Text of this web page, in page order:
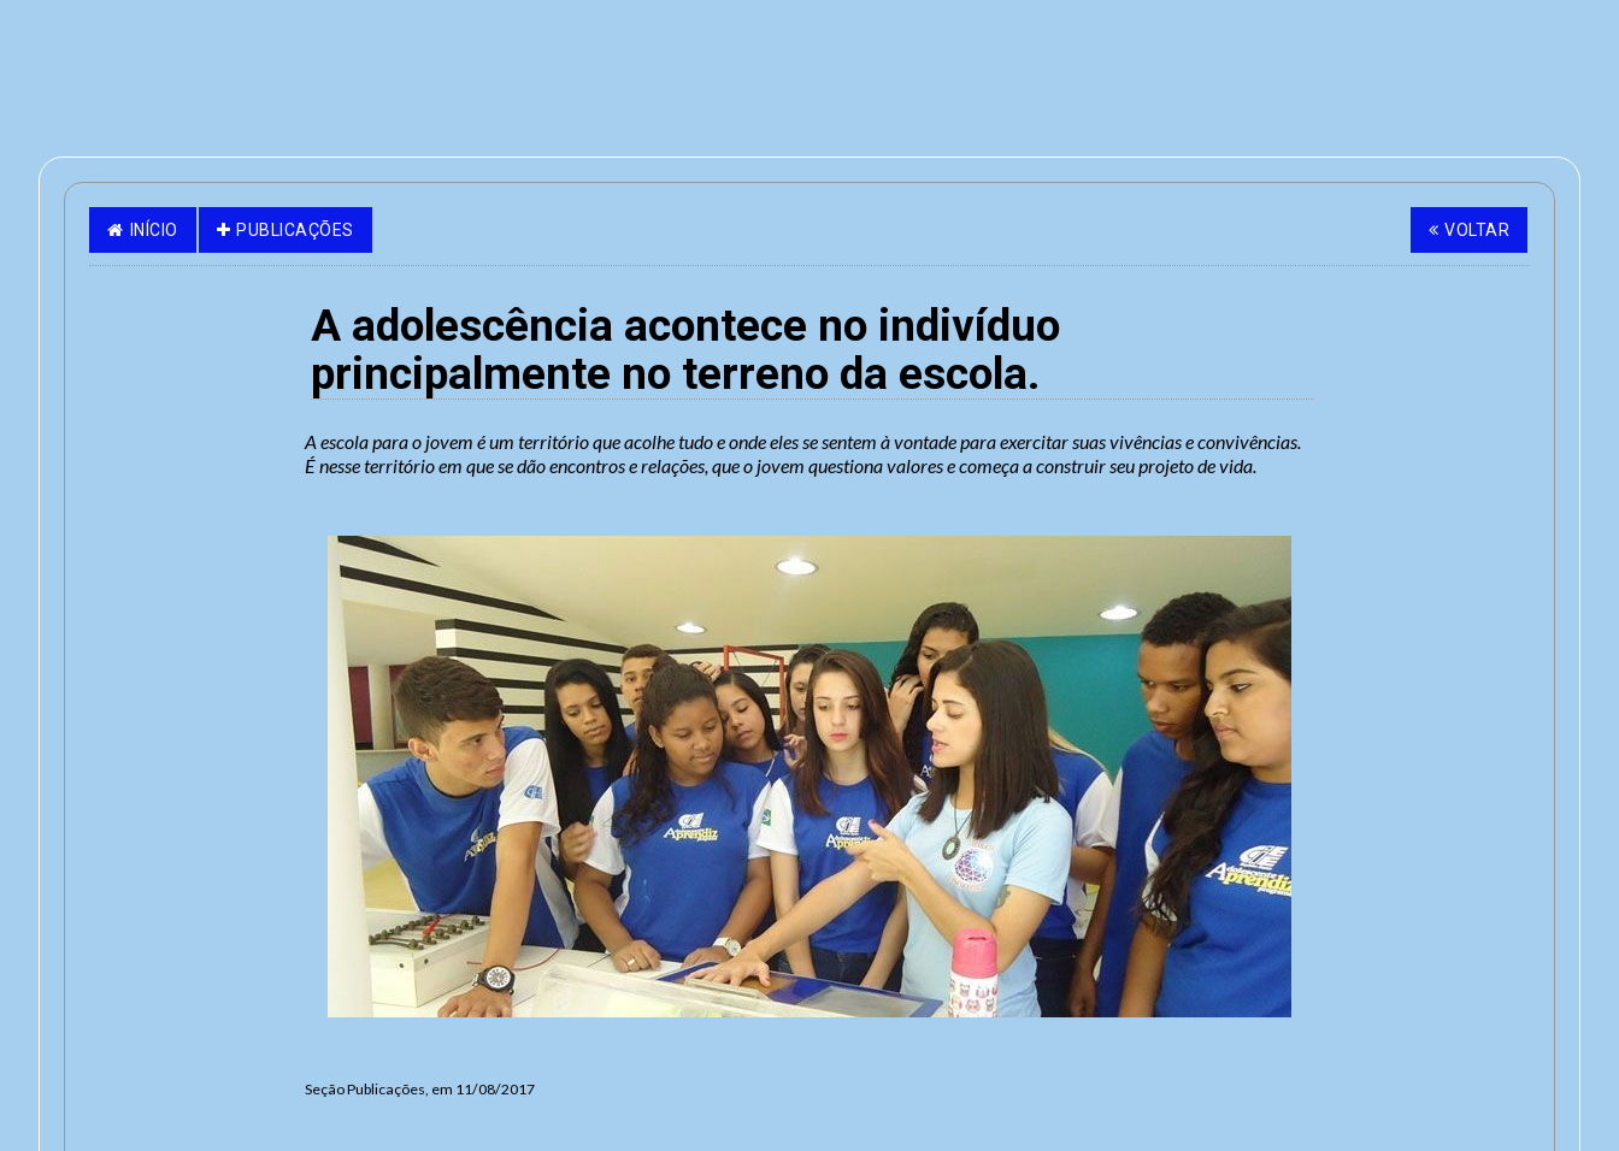
INÍCIO PUBLICAÇÕES VOLTAR
A adolescência acontece no indivíduo
principalmente no terreno da escola.
A escola para o jovem é um território que acolhe tudo e onde eles se sentem à vontade para exercitar suas vivências e convivências.
É nesse território em que se dão encontros e relações, que o jovem questiona valores e começa a construir seu projeto de vida.
Seção Publicações, em 11/08/2017